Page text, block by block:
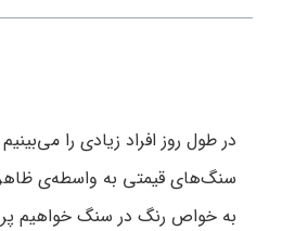
در طول روز افراد زیادی را
سنگ‌های قیمتی به واسطه‌ی ظاهر
به خواص رنگ در سنگ خواهیم